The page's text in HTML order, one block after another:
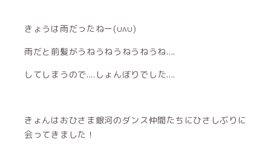
きょうは雨だったねー(∪∧∪)
雨だと前髪がうねうねうねうねうね....
してしまうので....しょんぼりでした....
きょんはおひさま銀河のダンス仲間たちにひさしぶりに
会ってきました！